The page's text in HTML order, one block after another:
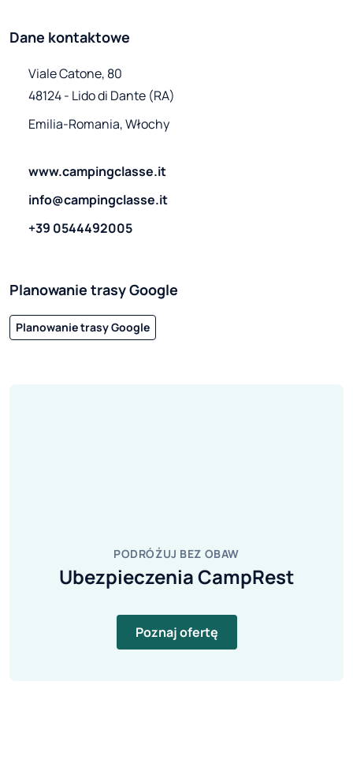
Dane kontaktowe
Viale Catone, 80
48124 - Lido di Dante (RA)
Emilia-Romania, Włochy
www.campingclasse.it
info@campingclasse.it
+39 0544492005
Planowanie trasy Google
Planowanie trasy Google
PODRÓŻUJ BEZ OBAW
Ubezpieczenia CampRest
Poznaj ofertę